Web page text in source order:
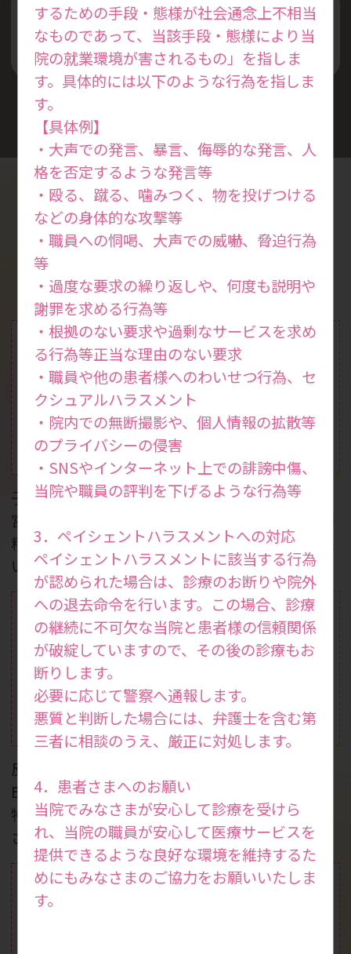
するための手段・態様が社会通念上不相当
なものであって、当該手段・態様により当
院の就業環境が害されるもの」を指しま
す。具体的には以下のような行為を指しま
す。
【具体例】
・大声での発言、暴言、侮辱的な発言、人
格を否定するような発言等
・殴る、蹴る、噛みつく、物を投げつける
などの身体的な攻撃等
・職員への恫喝、大声での威嚇、脅迫行為
等
・過度な要求の繰り返しや、何度も説明や
謝罪を求める行為等
・根拠のない要求や過剰なサービスを求め
る行為等正当な理由のない要求
・職員や他の患者様へのわいせつ行為、セ
クシュアルハラスメント
・院内での無断撮影や、個人情報の拡散等
のプライバシーの侵害
・SNSやインターネット上での誹謗中傷、
当院や職員の評判を下げるような行為等
3．ペイシェントハラスメントへの対応
ペイシェントハラスメントに該当する行為
が認められた場合は、診療のお断りや院外
への退去命令を行います。この場合、診療
の継続に不可欠な当院と患者様の信頼関係
が破綻していますので、その後の診療もお
断りします。
必要に応じて警察へ通報します。
悪質と判断した場合には、弁護士を含む第
三者に相談のうえ、厳正に対処します。
4．患者さまへのお願い
当院でみなさまが安心して診療を受けら
れ、当院の職員が安心して医療サービスを
提供できるような良好な環境を維持するた
めにもみなさまのご協力をお願いいたしま
す。
丁寧な説明と安全な診察を
心掛けています
診療案内
Medical
一般不妊治療
子宮鏡検査やX線下子
宮卵管造影検査、一般
精液検査などを行って
います。
二段階胚移植やSEET
子活性化などの生殖医
療を行っています。
反復着床不全
反復着床不全の場合は
ERA検査で移植時期を
特定し、妊娠率を向上
させます。
ク
もちろん、健康状態を
知りたい方も受けてい
ただける検査です。